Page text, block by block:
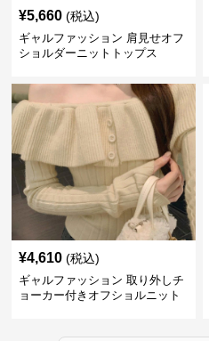
¥5,660 (税込)
ギャルファッション 肩見せオフ
ショルダーニットトップス
¥4,610 (税込)
ギャルファッション 取り外しチ
ョーカー付きオフショルニット